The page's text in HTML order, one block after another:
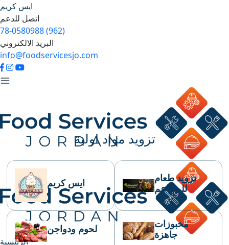
ايس كريم
اتصل للدعم
78-0580988 (962)
البريد الالكتروني
info@foodservicesjo.com
الرئيسية
تزويد مواد اولية
ايس كريم
تزويد طعام
للمطاعم
لحوم ودواجن
مخبوزات
جاهزة